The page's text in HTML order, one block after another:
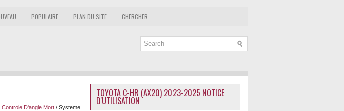
POPULAIRE PLAN DU SITE CHERCHER
D'angle Mort / Systeme
TOYOTA C-HR (AX20) 2023-2025 NOTICE
D'UTILISATION